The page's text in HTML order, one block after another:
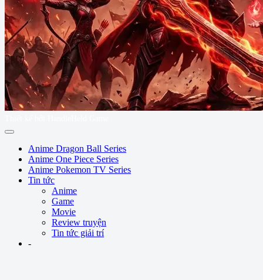
Anime Dragon Ball Series
Anime One Piece Series
Anime Pokemon TV Series
Tin tức
Anime
Game
Movie
Review truyện
Tin tức giải trí
-